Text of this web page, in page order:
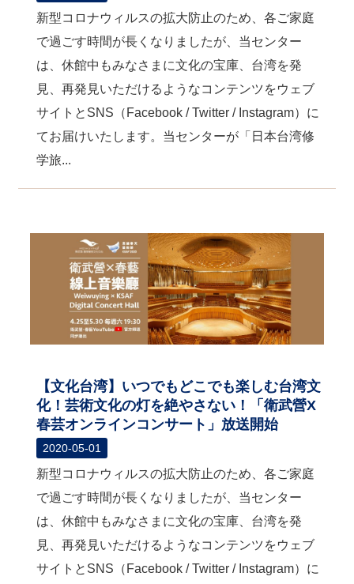
新型コロナウィルスの拡大防止のため、各ご家庭
で過ごす時間が長くなりましたが、当センター
は、休館中もみなさまに文化の宝庫、台湾を発
見、再発見いただけるようなコンテンツをウェブ
サイトとSNS（Facebook / Twitter / Instagram）に
てお届けいたします。当センターが「日本台湾修
学旅...
【文化台湾】いつでもどこでも楽しむ台湾文
化！芸術文化の灯を絶やさない！「衛武營X
春芸オンラインコンサート」放送開始
2020-05-01
新型コロナウィルスの拡大防止のため、各ご家庭
で過ごす時間が長くなりましたが、当センター
は、休館中もみなさまに文化の宝庫、台湾を発
見、再発見いただけるようなコンテンツをウェブ
サイトとSNS（Facebook / Twitter / Instagram）に